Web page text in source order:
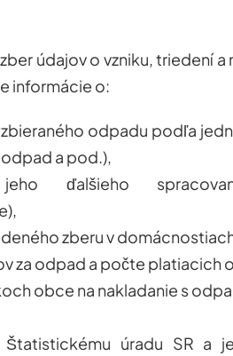
údajov o vzniku, triedení
informácie o:
odpadu podľa
a pod.),
ďalšieho
zberu v
za odpad a počte platiacich
obce na nakladanie s
úradu SR a